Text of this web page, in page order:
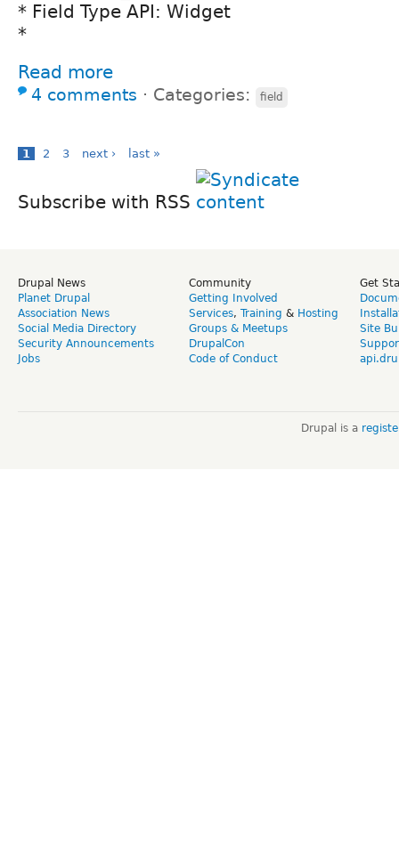
* Field Type API: Widget
*
Read more
4 comments ⋅ Categories: field
1 2 3 next › last »
Subscribe with RSS
Drupal News
Planet Drupal
Association News
Social Media Directory
Security Announcements
Jobs
Community
Getting Involved
Services, Training & Hosting
Groups & Meetups
DrupalCon
Code of Conduct
Get
Site
Drupal is a